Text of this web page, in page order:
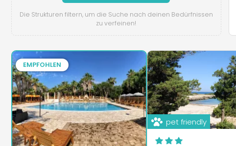
Die Strukturen filtern, um die Suche nach deinen Bedürfnissen
zu verfeinen!
EMPFOHLEN
pet friendly